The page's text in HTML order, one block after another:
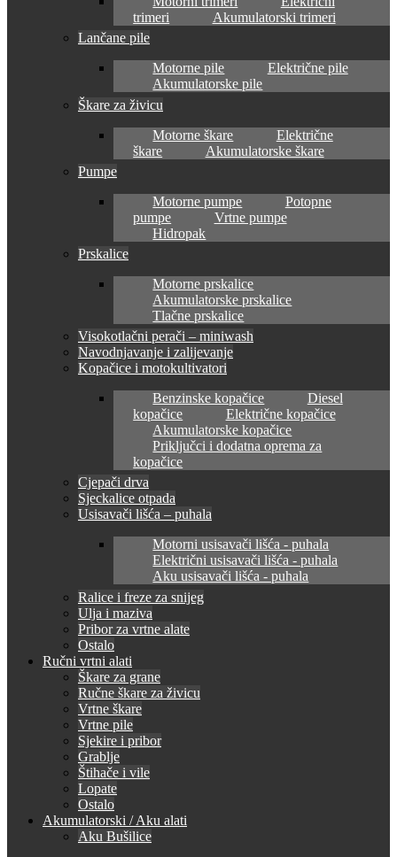
trimeri
Akumulatorski trimeri
Lančane pile
Motorne pile
Električne pile
Akumulatorske pile
Škare za živicu
Motorne škare
Električne
škare
Akumulatorske škare
Pumpe
Motorne pumpe
Potopne
pumpe
Vrtne pumpe
Hidropak
Prskalice
Motorne prskalice
Akumulatorske prskalice
Tlačne prskalice
Visokotlačni perači – miniwash
Navodnjavanje i zalijevanje
Kopačice i motokultivatori
Benzinske kopačice
Diesel
kopačice
Električne kopačice
Akumulatorske kopačice
Priključci i dodatna oprema za
kopačice
Cjepači drva
Sjeckalice otpada
Usisavači lišća – puhala
Motorni usisavači lišća - puhala
Električni usisavači lišća - puhala
Aku usisavači lišća - puhala
Ralice i freze za snijeg
Ulja i maziva
Pribor za vrtne alate
Ostalo
Ručni vrtni alati
Škare za grane
Ručne škare za živicu
Vrtne škare
Vrtne pile
Sjekire i pribor
Grablje
Štihače i vile
Lopate
Ostalo
Akumulatorski / Aku alati
Aku Bušilice